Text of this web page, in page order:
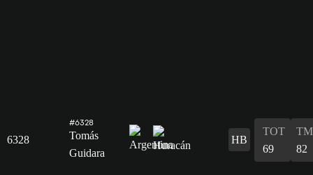
6328
#6328
Tomás
Guidara
HB
TOT
69
82